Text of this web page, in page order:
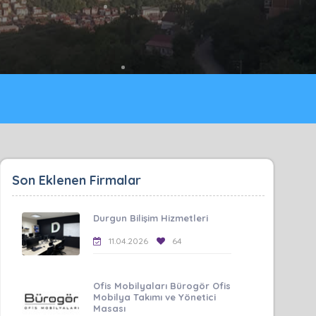
Son Eklenen Firmalar
Durgun Bilişim Hizmetleri
11.04.2026 64
Ofis Mobilyaları Bürogör Ofis
Mobilya Takımı ve Yönetici
Masası